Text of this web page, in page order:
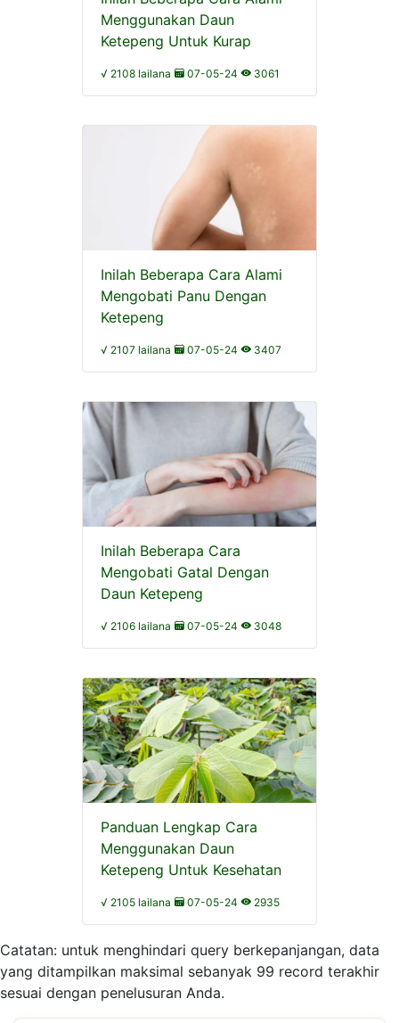
Menggunakan Daun
Ketepeng Untuk Kurap
√ 2108 lailana 07-05-24 3061
Inilah Beberapa Cara Alami
Mengobati Panu Dengan
Ketepeng
√ 2107 lailana 07-05-24 3407
Inilah Beberapa Cara
Mengobati Gatal Dengan
Daun Ketepeng
√ 2106 lailana 07-05-24 3048
Panduan Lengkap Cara
Menggunakan Daun
Ketepeng Untuk Kesehatan
√ 2105 lailana 07-05-24 2935
Catatan: untuk menghindari query berkepanjangan, data
yang ditampilkan maksimal sebanyak 99 record terakhir
sesuai dengan penelusuran Anda.